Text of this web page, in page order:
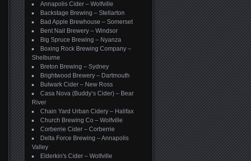
Annapolis Cider – Wolfville
Backstage Brewing – Stellarton
Bad Apple Brewhouse – Somerset
Bent Nail Brewery – Windsor
Big Spruce Brewing – Nyanza
Boxing Rock Brewing Company –
Shelburne
Breton Brewing – Sydney
Brightwood Brewery – Dartmouth
Bulwark Cider – New Ross
Casa Nova (Buddy’s Cider) – Bear
River
Chain Yard Urban Cidery – Halifax
Church Brewing Co – Wolfville
Corberrie Cider – Corberrie
Delta Force Brewing – Annapolis
Valley
Elderkin's Cider – Wolfville